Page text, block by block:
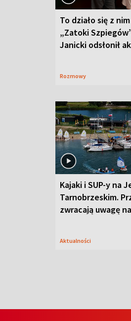
To działo się z
„Zatoki
Janicki odsłonił
Rozmowy
Kajaki i SUP-y na
Tarnobrzeskim.
zwracają uwagę
Aktualności